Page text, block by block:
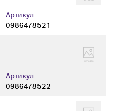
Артикул
0986478521
Артикул
0986478522